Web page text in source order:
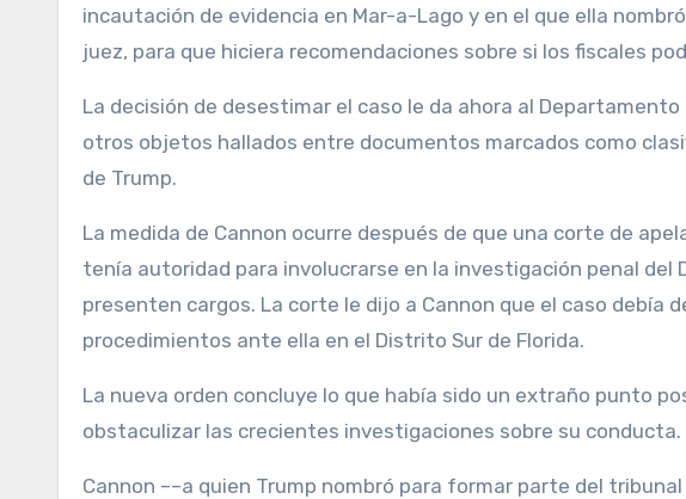
incautación de evidencia en Mar-a-Lago y en el que ella
juez, para que hiciera recomendaciones sobre si los fiscales
La decisión de desestimar el caso le da ahora al
otros objetos hallados entre documentos marcados como
de Trump.
La medida de Cannon ocurre después de que una corte de
tenía autoridad para involucrarse en la investigación penal
presenten cargos. La corte le dijo a Cannon que el caso debía
procedimientos ante ella en el Distrito Sur de Florida.
La nueva orden concluye lo que había sido un extraño punto
obstaculizar las crecientes investigaciones sobre su conducta.
Cannon ––a quien Trump nombró para formar parte del